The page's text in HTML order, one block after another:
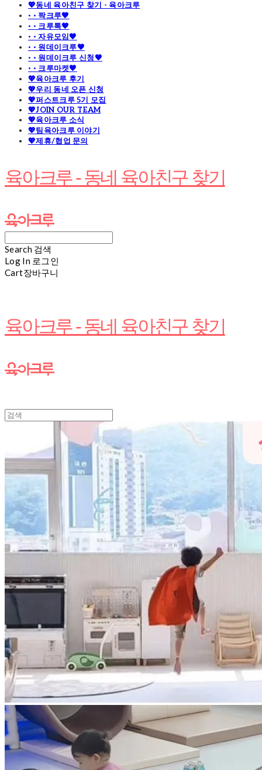
💖동네 육아친구 찾기 - 육아크루
· · 짝크루🧡
· · 크루톡🧡
· · 자유모임🧡
· · 원데이크루🧡
· · 원데이크루 신청🧡
· · 크루마켓🧡
💖육아크루 후기
💖우리 동네 오픈 신청
💖퍼스트크루 5기 모집
💖JOIN OUR TEAM
💖육아크루 소식
💖팀육아크루 이야기
💖제휴/협업 문의
육아크루 - 동네 육아친구 찾기
Search 검색
Log In 로그인
Cart장바구니
육아크루 - 동네 육아친구 찾기